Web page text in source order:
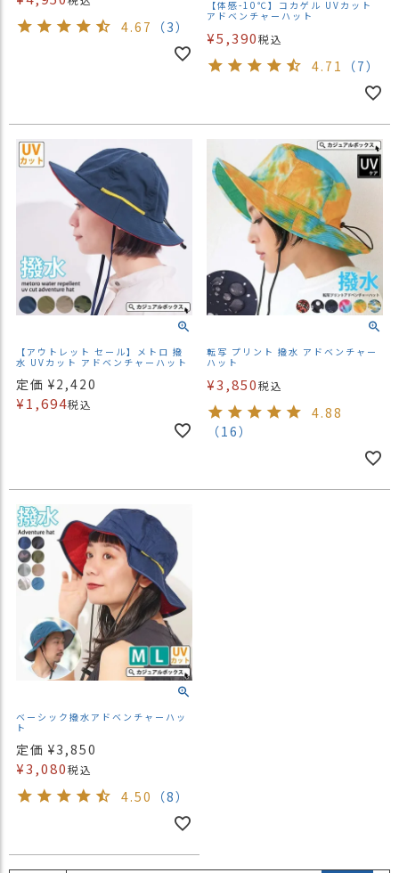
4.67 （3）
【体感-10℃】コカゲル UVカット
アドベンチャーハット
¥5,390税込
4.71 （7）
【アウトレット セール】メトロ 撥
水 UVカット アドベンチャーハット
定価 ¥2,420
¥1,694税込
転写 プリント 撥水 アドベンチャー
ハット
¥3,850税込
4.88
（16）
ベーシック撥水アドベンチャーハッ
ト
定価 ¥3,850
¥3,080税込
4.50 （8）